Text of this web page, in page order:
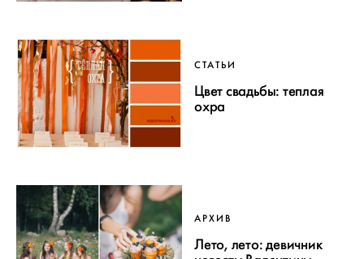
СТАТЬИ
Цвет свадьбы: теплая
охра
АРХИВ
Лето, лето: девичник